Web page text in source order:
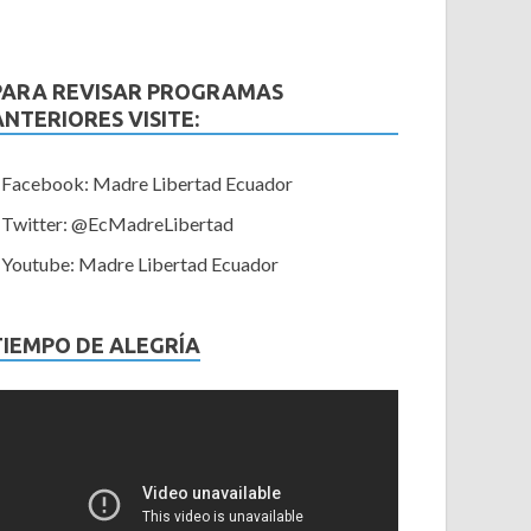
REVISAR PROGRAMAS
VISITE:
Facebook: Madre Libertad Ecuador
Twitter: @EcMadreLibertad
Youtube: Madre Libertad Ecuador
DE ALEGRÍA